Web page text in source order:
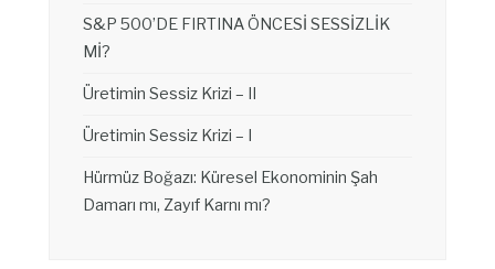
S&P 500’DE FIRTINA ÖNCESİ SESSİZLİK
Mİ?
Üretimin Sessiz Krizi – II
Üretimin Sessiz Krizi – I
Hürmüz Boğazı: Küresel Ekonominin Şah
Damarı mı, Zayıf Karnı mı?